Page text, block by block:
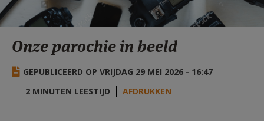
STARTPAGINA PORTAAL
MIJN PAROCHIE
AANMELDEN OF REGISTREREN
Onze parochie in beeld
GEPUBLICEERD OP VRIJDAG 29 MEI 2026 - 16:47
2 MINUTEN LEESTIJD
AFDRUKKEN